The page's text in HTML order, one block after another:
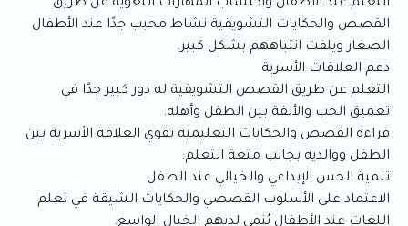
التعلم عند الأطفال واكتساب المهارات اللغوية عن طريق
القصص والحكايات التشويقية نشاط محبب جدًا عند الأطفال
الصغار ويلفت انتباههم بشكل كبير.
دعم العلاقات الأسرية
التعلم عن طريق القصص التشويقية له دور كبير جدًا في
تعميق الحب والألفة بين الطفل وأهله.
قراءة القصص والحكايات التعليمية تقوي العلاقة الأسرية بين
الطفل ووالديه بجانب متعة التعلم.
تنمية الحس الإبداعي والخيالي عند الطفل
الاعتماد على الأسلوب القصصي والحكايات الشيقة في تعلم
اللغات عند الأطفال يُنمي لديهم الخيال الواسع.